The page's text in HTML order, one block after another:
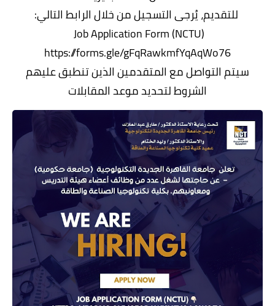
للتقديم، يُرجى التسجيل من خلال الرابط التالي:
Job Application Form (NCTU)
https://forms.gle/gFqRawkmfYqAqWo76
سيتم التواصل مع المتقدمين الذين تنطبق عليهم
الشروط لتحديد موعد المقابلات